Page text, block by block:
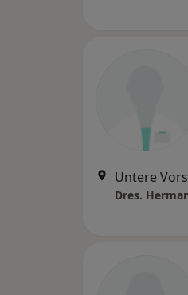
Untere
Dres.